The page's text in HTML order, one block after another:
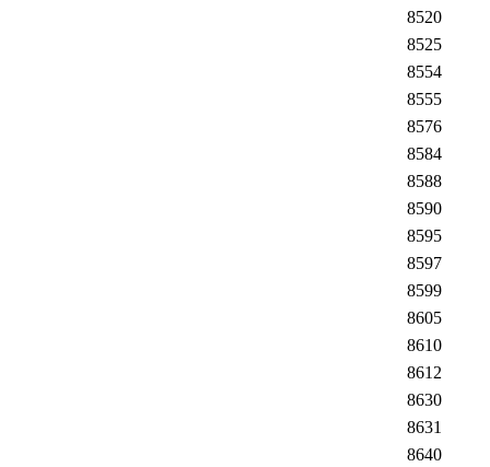
8520
8525
8554
8555
8576
8584
8588
8590
8595
8597
8599
8605
8610
8612
8630
8631
8640